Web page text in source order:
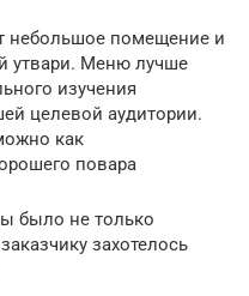
небольшое помещение и
утвари. Меню лучше
изучения
целевой аудитории.
как
повара
было не только
захотелось